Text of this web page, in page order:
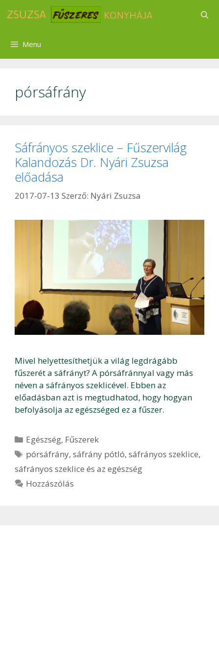
Menu
pórsáfrány
Sáfrányos szeklice – Fűszervilág
Kalandozás Dr. Nyári Zsuzsa
előadása
2017-07-13 Szerző: Nyári Zsuzsa
Mivel helyettesíthetjük a világ legdrágább
fűszerét a sáfrányt? A pórsáfránnyal vagy más
néven a sáfrányos szeklicével. Ebben az
előadásban azt is megtudhatod, hogy hogyan
befolyásolja az egészséged ez a fűszer.
Kategória
Egészség, Fűszerek
Címkék
pórsáfrány,sáfrány pótló,sáfrányos szeklice,
sáfrányos szeklice és az egészség
Hozzászólás